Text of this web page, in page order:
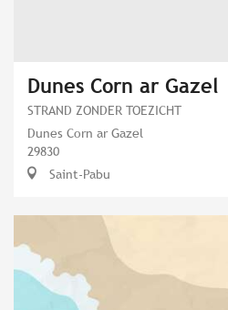
Dunes Corn ar Gazel
STRAND ZONDER TOEZICHT
Dunes Corn ar Gazel
29830
Saint-Pabu